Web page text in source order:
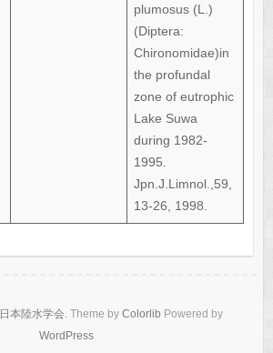
plumosus (L.)
(Diptera:
Chironomidae)in
the profundal
zone of eutrophic
Lake Suwa
during 1982-
1995.
Jpn.J.Limnol.,59,
13-26, 1998.
日本陸水学会 . Theme byColorlib Powered by
WordPress